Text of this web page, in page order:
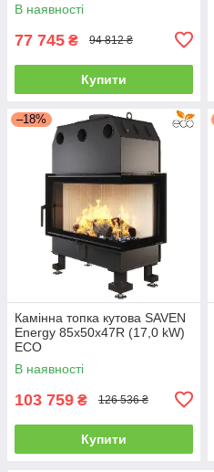
В наявності
77 745 ₴ 94 812 ₴
Купити
–18%
Камінна топка кутова SAVEN
Energy 85х50х47R (17,0 kW)
ECO
В наявності
103 759 ₴ 126 536 ₴
Купити